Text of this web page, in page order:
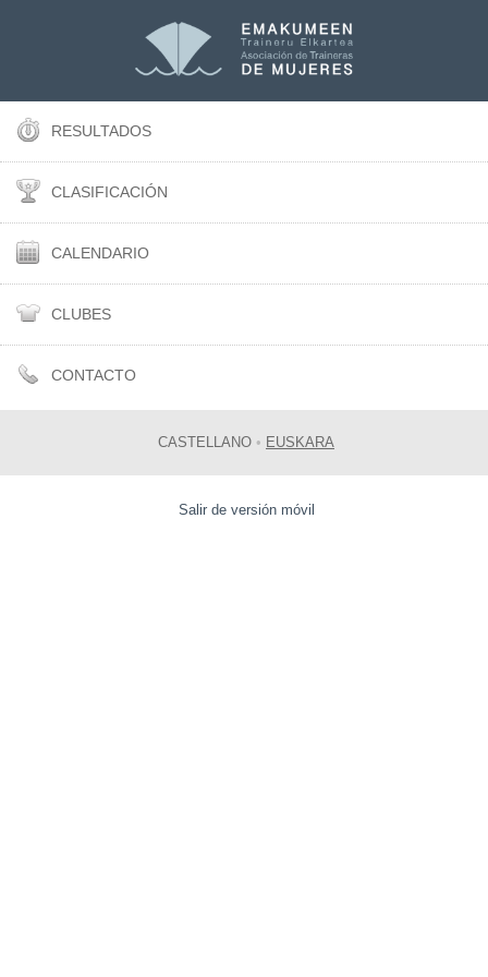
RESULTADOS
CLASIFICACIÓN
CALENDARIO
CLUBES
CONTACTO
CASTELLANO • EUSKARA
Salir de versión móvil